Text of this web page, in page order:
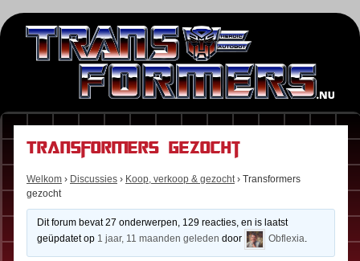
Transformers gezocht
Welkom › Discussies › Koop, verkoop & gezocht › Transformers
gezocht
Dit forum bevat 27 onderwerpen, 129 reacties, en is laatst
geüpdatet op 1 jaar, 11 maanden geleden door Obflexia.